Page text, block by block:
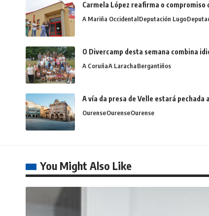
Carmela López reafirma o
A Mariña OccidentalDeputación Lugo
O Divercamp desta semana combina
A CoruñaA LarachaBergantiños
A vía da presa de Velle estará
OurenseOurenseOurense
You Might Also Like